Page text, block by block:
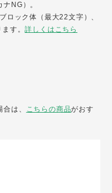
NG）。
ロック体（最大22文字）、
ます。詳しくはこちら
は、 こちらの商品がおす